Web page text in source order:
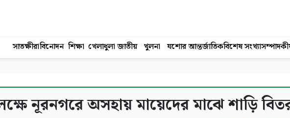
সাতক্ষীরাবিনোদন শিক্ষা খেলাধুলা জাতীয় খুলনা যশোর আন্তর্জাতিকবিশেষ সংখ্যা
নূরনগরে অসহায় মায়েদের মাঝে শাড়ি